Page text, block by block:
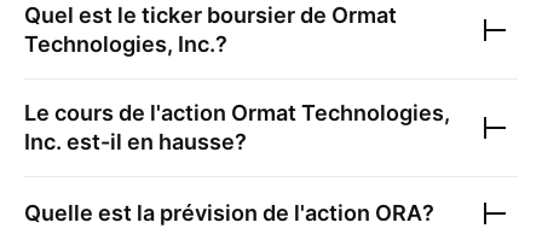
Quel est le ticker boursier de Ormat
Technologies, Inc.?
Le cours de l'action Ormat Technologies,
Inc. est-il en hausse?
Quelle est la prévision de l'action ORA?